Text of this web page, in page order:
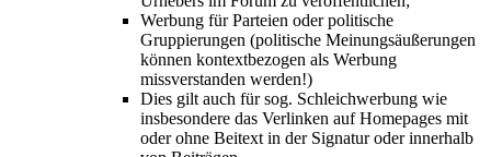
Werbung für Parteien oder politische
Gruppierungen (politische Meinungsäußerungen
können kontextbezogen als Werbung
missverstanden werden!)
Dies gilt auch für sog. Schleichwerbung wie
insbesondere das Verlinken auf Homepages mit
oder ohne Beitext in der Signatur oder innerhalb